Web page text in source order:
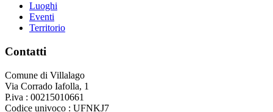
Luoghi
Eventi
Territorio
Contatti
Comune di Villalago
Via Corrado Iafolla, 1
P.iva : 00215010661
Codice univoco : UFNKJ7